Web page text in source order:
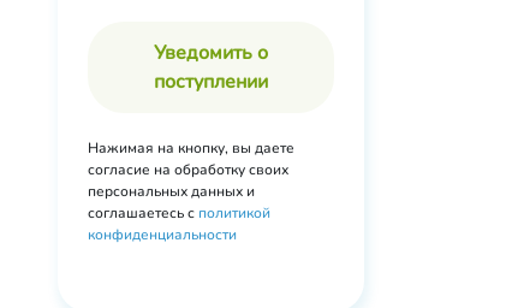
Уведомить о
поступлении
Нажимая на кнопку, вы даете
согласие на обработку своих
персональных данных и
соглашаетесь с политикой
конфиденциальности